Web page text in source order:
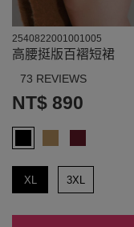
2540822001001005
高腰挺版百褶短裙
73 REVIEWS
NT$ 890
XL 3XL